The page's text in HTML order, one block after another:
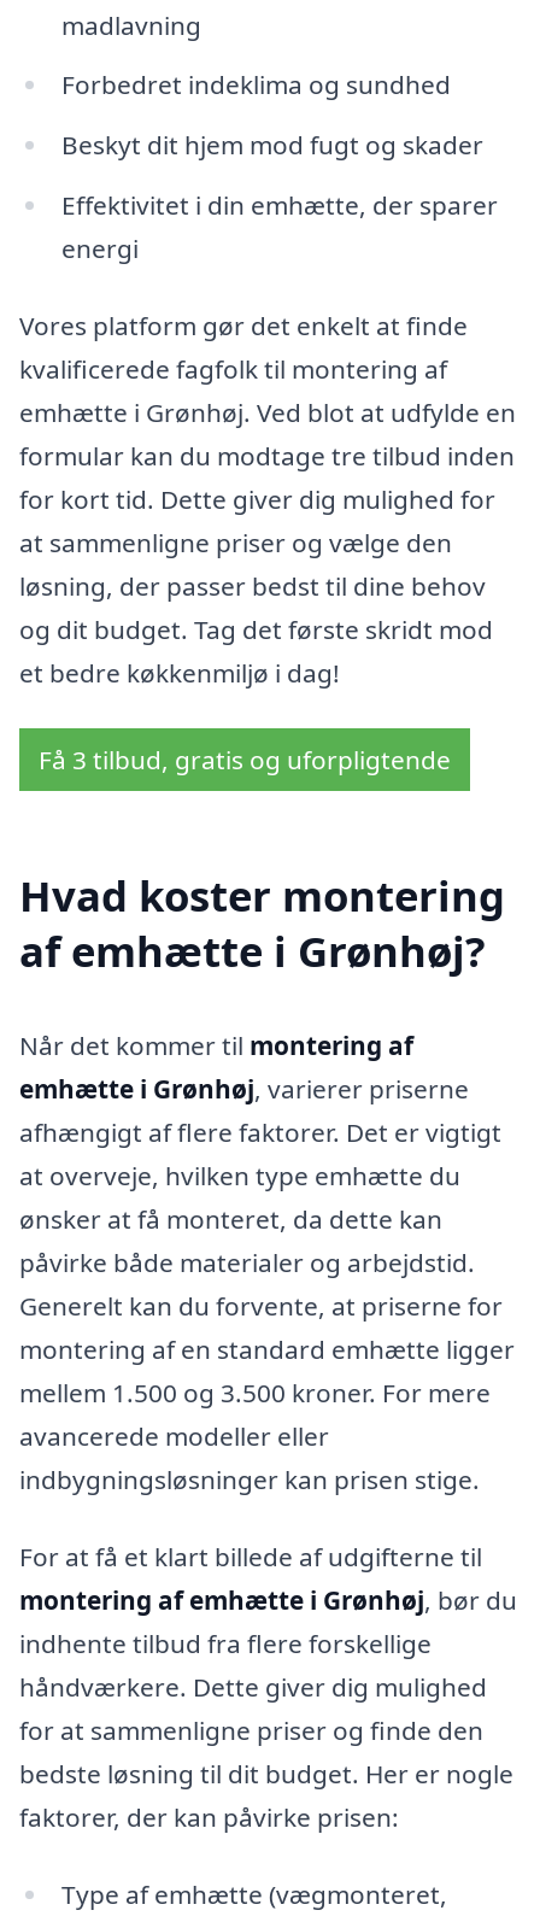
madlavning
Forbedret indeklima og sundhed
Beskyt dit hjem mod fugt og skader
Effektivitet i din emhætte, der sparer
energi
Vores platform gør det enkelt at finde
kvalificerede fagfolk til montering af
emhætte i Grønhøj. Ved blot at udfylde en
formular kan du modtage tre tilbud inden
for kort tid. Dette giver dig mulighed for
at sammenligne priser og vælge den
løsning, der passer bedst til dine behov
og dit budget. Tag det første skridt mod
et bedre køkkenmiljø i dag!
Få 3 tilbud, gratis og uforpligtende
Hvad koster montering
af emhætte i Grønhøj?
Når det kommer til montering af
emhætte i Grønhøj, varierer priserne
afhængigt af flere faktorer. Det er vigtigt
at overveje, hvilken type emhætte du
ønsker at få monteret, da dette kan
påvirke både materialer og arbejdstid.
Generelt kan du forvente, at priserne for
montering af en standard emhætte ligger
mellem 1.500 og 3.500 kroner. For mere
avancerede modeller eller
indbygningsløsninger kan prisen stige.
For at få et klart billede af udgifterne til
montering af emhætte i Grønhøj, bør du
indhente tilbud fra flere forskellige
håndværkere. Dette giver dig mulighed
for at sammenligne priser og finde den
bedste løsning til dit budget. Her er nogle
faktorer, der kan påvirke prisen:
Type af emhætte (vægmonteret,